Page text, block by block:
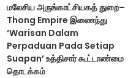
மலேசிய அருங்காட்சியகத் துறை–
Thong Empire இணைந்து
‘Warisan Dalam
Perpaduan Pada Setiap
Suapan’ உத்திசார் கூட்டாண்மை
தொடக்கம்